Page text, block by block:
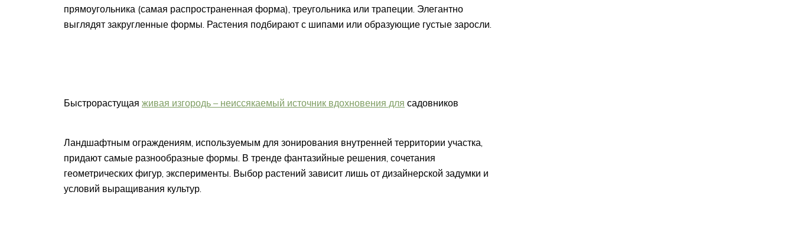
прямоугольника (самая распространенная форма), треугольника или трапеции. Элегантно
выглядят закругленные формы. Растения подбирают с шипами или образующие густые заросли.
Быстрорастущая живая изгородь – неиссякаемый источник вдохновения для садовников
Ландшафтным ограждениям, используемым для зонирования внутренней территории участка,
придают самые разнообразные формы. В тренде фантазийные решения, сочетания
геометрических фигур, эксперименты. Выбор растений зависит лишь от дизайнерской задумки и
условий выращивания культур.